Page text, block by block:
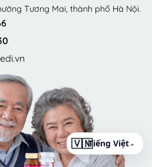
Tương Mai, thành phố Hà Nội.
⌄